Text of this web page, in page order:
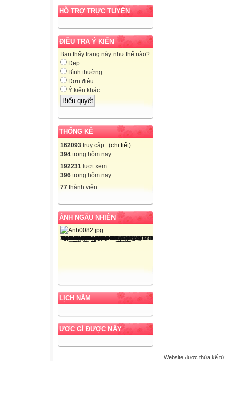
HỖ TRỢ TRỰC TUYẾN
ĐIỀU TRA Ý KIẾN
Bạn thấy trang này như thế nào?
Đẹp
Bình thường
Đơn điệu
Ý kiến khác
THỐNG KÊ
162093 truy cập (chi tiết)
394 trong hôm nay
192231 lượt xem
396 trong hôm nay
77 thành viên
ẢNH NGẪU NHIÊN
LỊCH NĂM
ƯƠC GÌ ĐƯỢC NẤY
Website được thừa kế